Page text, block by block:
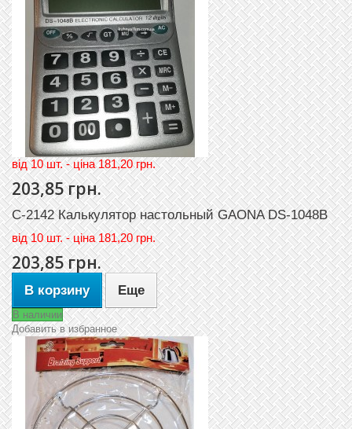
вiд 10 шт. - цiна 181,20 грн.
203,85 грн.
C-2142 Калькулятор настольный GAONA DS-1048B
вiд10 шт. - цiна 181,20 грн.
203,85 грн.
В корзину Еще
В наличии
Добавить в избранное